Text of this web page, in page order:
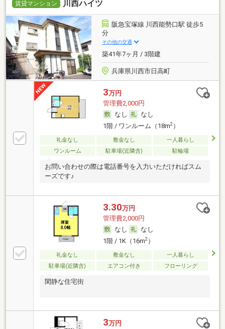
賃貸マンション 川西ハイツ
阪急宝塚線 川西能勢口駅 徒歩5
分
その他の交通
築41年7ヶ月 / 3階建
兵庫県川西市日高町
3万円
管理費2,000円
なし
なし
1階 / ワンルーム（18m2）
礼金なし 敷金なし
一人暮らし
ワンルーム
駐車場(近隣含) 駐輪場
お問い合わせの際は電話番号を入力いただければスム
ーズです♪
3.30万円
管理費2,000円
なし
なし
1階 / 1K（16m2）
礼金なし 敷金なし
一人暮らし
駐車場(近隣含)
エアコン付き フローリング
閑静な住宅街
3万円